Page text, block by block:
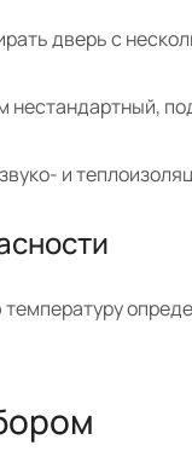
дверь с
и